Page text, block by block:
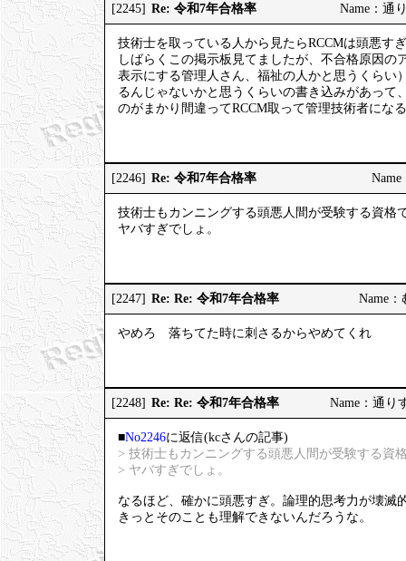
[2245] Re: 令和7年合格率 Name：通
技術士を取っている人から見たらRCCMは頭悪す
しばらくこの掲示板見てましたが、不合格原因
表示にする管理人さん、福祉の人かと思うくら
るんじゃないかと思うくらいの書き込みがあっ
のがまかり間違ってRCCM取って管理技術者にな
[2246] Re: 令和7年合格率
技術士もカンニングする頭悪人間が受験する資格
ヤバすぎでしょ。
[2247] Re: Re: 令和7年合格率 Name
やめろ 落ちてた時に刺さるからやめてくれ
[2248] Re: Re: 令和7年合格率 Name：通り
■No2246に返信(kcさんの記事)
> 技術士もカンニングする頭悪人間が受験する資
> ヤバすぎでしょ。
なるほど、確かに頭悪すぎ。論理的思考力が壊滅
きっとそのことも理解できないんだろうな。